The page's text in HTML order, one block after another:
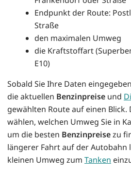
Endpunkt der Route:
Straße
den maximalen Umweg
die Kraftstoffart
E10)
Sobald Sie Ihre Daten
die aktuellen Benzinpreise und
gewählten Route auf einen Blick.
wählen, welchen Umweg Sie in
um die besten Benzinpreisezu
längerer Fahrt auf der Autobahn
kleinen Umweg zum Tanken